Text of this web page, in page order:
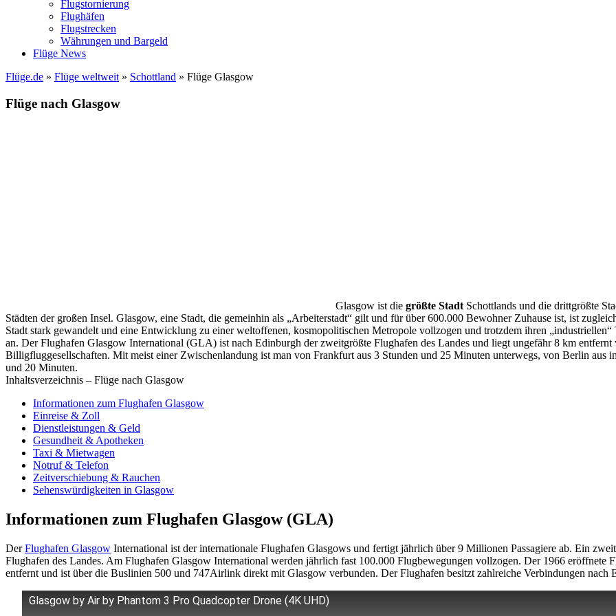
Flugstornierung
Flughäfen
Flugstrecken
Währungen und Bargeld
Flüge News
Flüge.de » Flüge weltweit » Schottland » Flüge Glasgow
Flüge nach Glasgow
Glasgow ist die größte Stadt Schottlands und die drittgrößte
Städten der großen Insel. Glasgow, eine Stadt, die gemeinhin als „Arbeiterstadt“ gilt und für über 600.000 Bewohner Zuhause ist, ist
Stadt stark gewandelt und eine Entwicklung zu einer weltoffenen, kosmopolitischen Metropole vollzogen und trotzdem ihren
an. Der Flughafen Glasgow International (GLA) ist nach Edinburgh der zweitgrößte Flughafen des Landes und liegt ungefähr 8 km
Billigfluggesellschaften. Mit meist einer Zwischenlandung ist man von Frankfurt aus 3 Stunden und 25 Minuten unterwegs, von Berlin aus
und 20 Minuten.
Inhaltsverzeichnis – Flüge nach Glasgow
Informationen zum Flughafen Glasgow
Einreise & Zoll
Dienstleistungen & Geld
Gesundheit & Apotheken
Taxi & Mietwagen
Notruf & Telefon
Zeitverschiebung & Rauchen
Sehenswürdigkeiten in Glasgow
Informationen zum Flughafen Glasgow (GLA)
DerFlughafen Glasgow International ist der internationale Flughafen Glasgows und fertigt jährlich über 9 Millionen Passagiere ab. Ein
Flughafen des Landes. Am Flughafen Glasgow International werden jährlich fast 100.000 Flugbewegungen vollzogen. Der 1966 eröffnete
entfernt und ist über die Buslinien 500 und 747Airlink direkt mit Glasgow verbunden. Der Flughafen besitzt zahlreiche Verbindungen nach
Glasgow by Air by Phantom 3 Pro Quadcopter Drone (4K UHD)